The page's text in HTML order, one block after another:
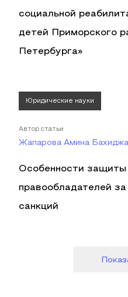
социальной
детей Приморского
Петербурга»
Юридические науки
Автор статьи
Жапарова Амина
Особенности защиты
правообладателей
санкций